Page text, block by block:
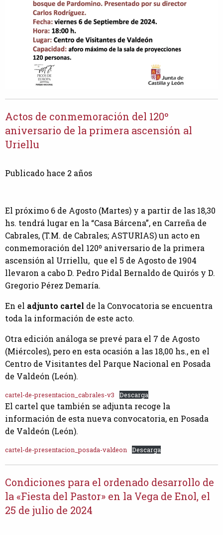
Actos de conmemoración del 120º
aniversario de la primera ascensión al
Uriellu
Publicado hace 2 años
El próximo 6 de Agosto (Martes) y a partir de las 18,30
hs. tendrá lugar en la “Casa Bárcena”, en Carreña de
Cabrales, (T.M. de Cabrales; ASTURIAS) un acto en
conmemoración del 120º aniversario de la primera
ascensión al Urriellu, que el 5 de Agosto de 1904
llevaron a cabo D. Pedro Pidal Bernaldo de Quirós y D.
Gregorio Pérez Demaría.
En el adjunto cartel de la Convocatoria se encuentra
toda la información de este acto.
Otra edición análoga se prevé para el 7 de Agosto
(Miércoles), pero en esta ocasión a las 18,00 hs., en el
Centro de Visitantes del Parque Nacional en Posada
de Valdeón (León).
cartel-de-presentacion_cabrales-v3 Descarga
El cartel que también se adjunta recoge la
información de esta nueva convocatoria, en Posada
de Valdeón (León).
cartel-de-presentacion_posada-valdeon Descarga
Condiciones para el ordenado desarrollo de
la «Fiesta del Pastor» en la Vega de Enol, el
25 de julio de 2024